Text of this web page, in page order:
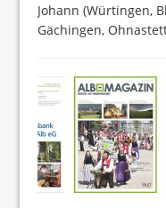
Johann (Würtingen,
Gächingen,